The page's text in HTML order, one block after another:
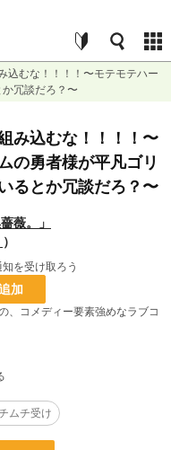
込むな！！！！〜モテモテハー
冗談だろ？〜
み込むな！！！！〜
の勇者様が平凡ゴリ
るとか冗談だろ？〜
薇。」
）
を受け取ろう
加
、コメディー要素強めなラブコ
アレクには悩みがあった。それ
れかつ、鈍感な勇者がさっぱり
の子にチヤホヤされているさま
ものの、モテない男子にとって
ムチ受け